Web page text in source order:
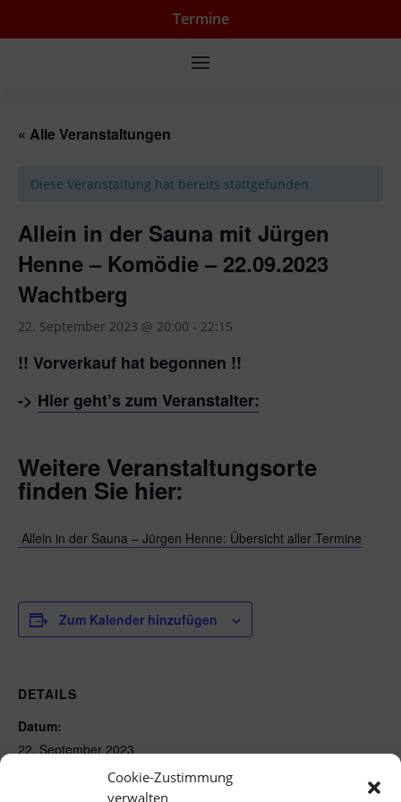
Cookie-Zustimmung
verwalten
Termine
« Alle Veranstaltungen
Diese Veranstaltung hat bereits stattgefunden.
Allein in der Sauna mit Jürgen
Henne – Komödie – 22.09.2023
Wachtberg
22. September 2023 @ 20:00 - 22:15
!! Vorverkauf hat begonnen !!
-> Hier geht’s zum Veranstalter:
Weitere Veranstaltungsorte
finden Sie hier:
Allein in der Sauna – Jürgen Henne: Übersicht aller Termine
Zum Kalender hinzufügen
DETAILS
Datum:
22. September 2023